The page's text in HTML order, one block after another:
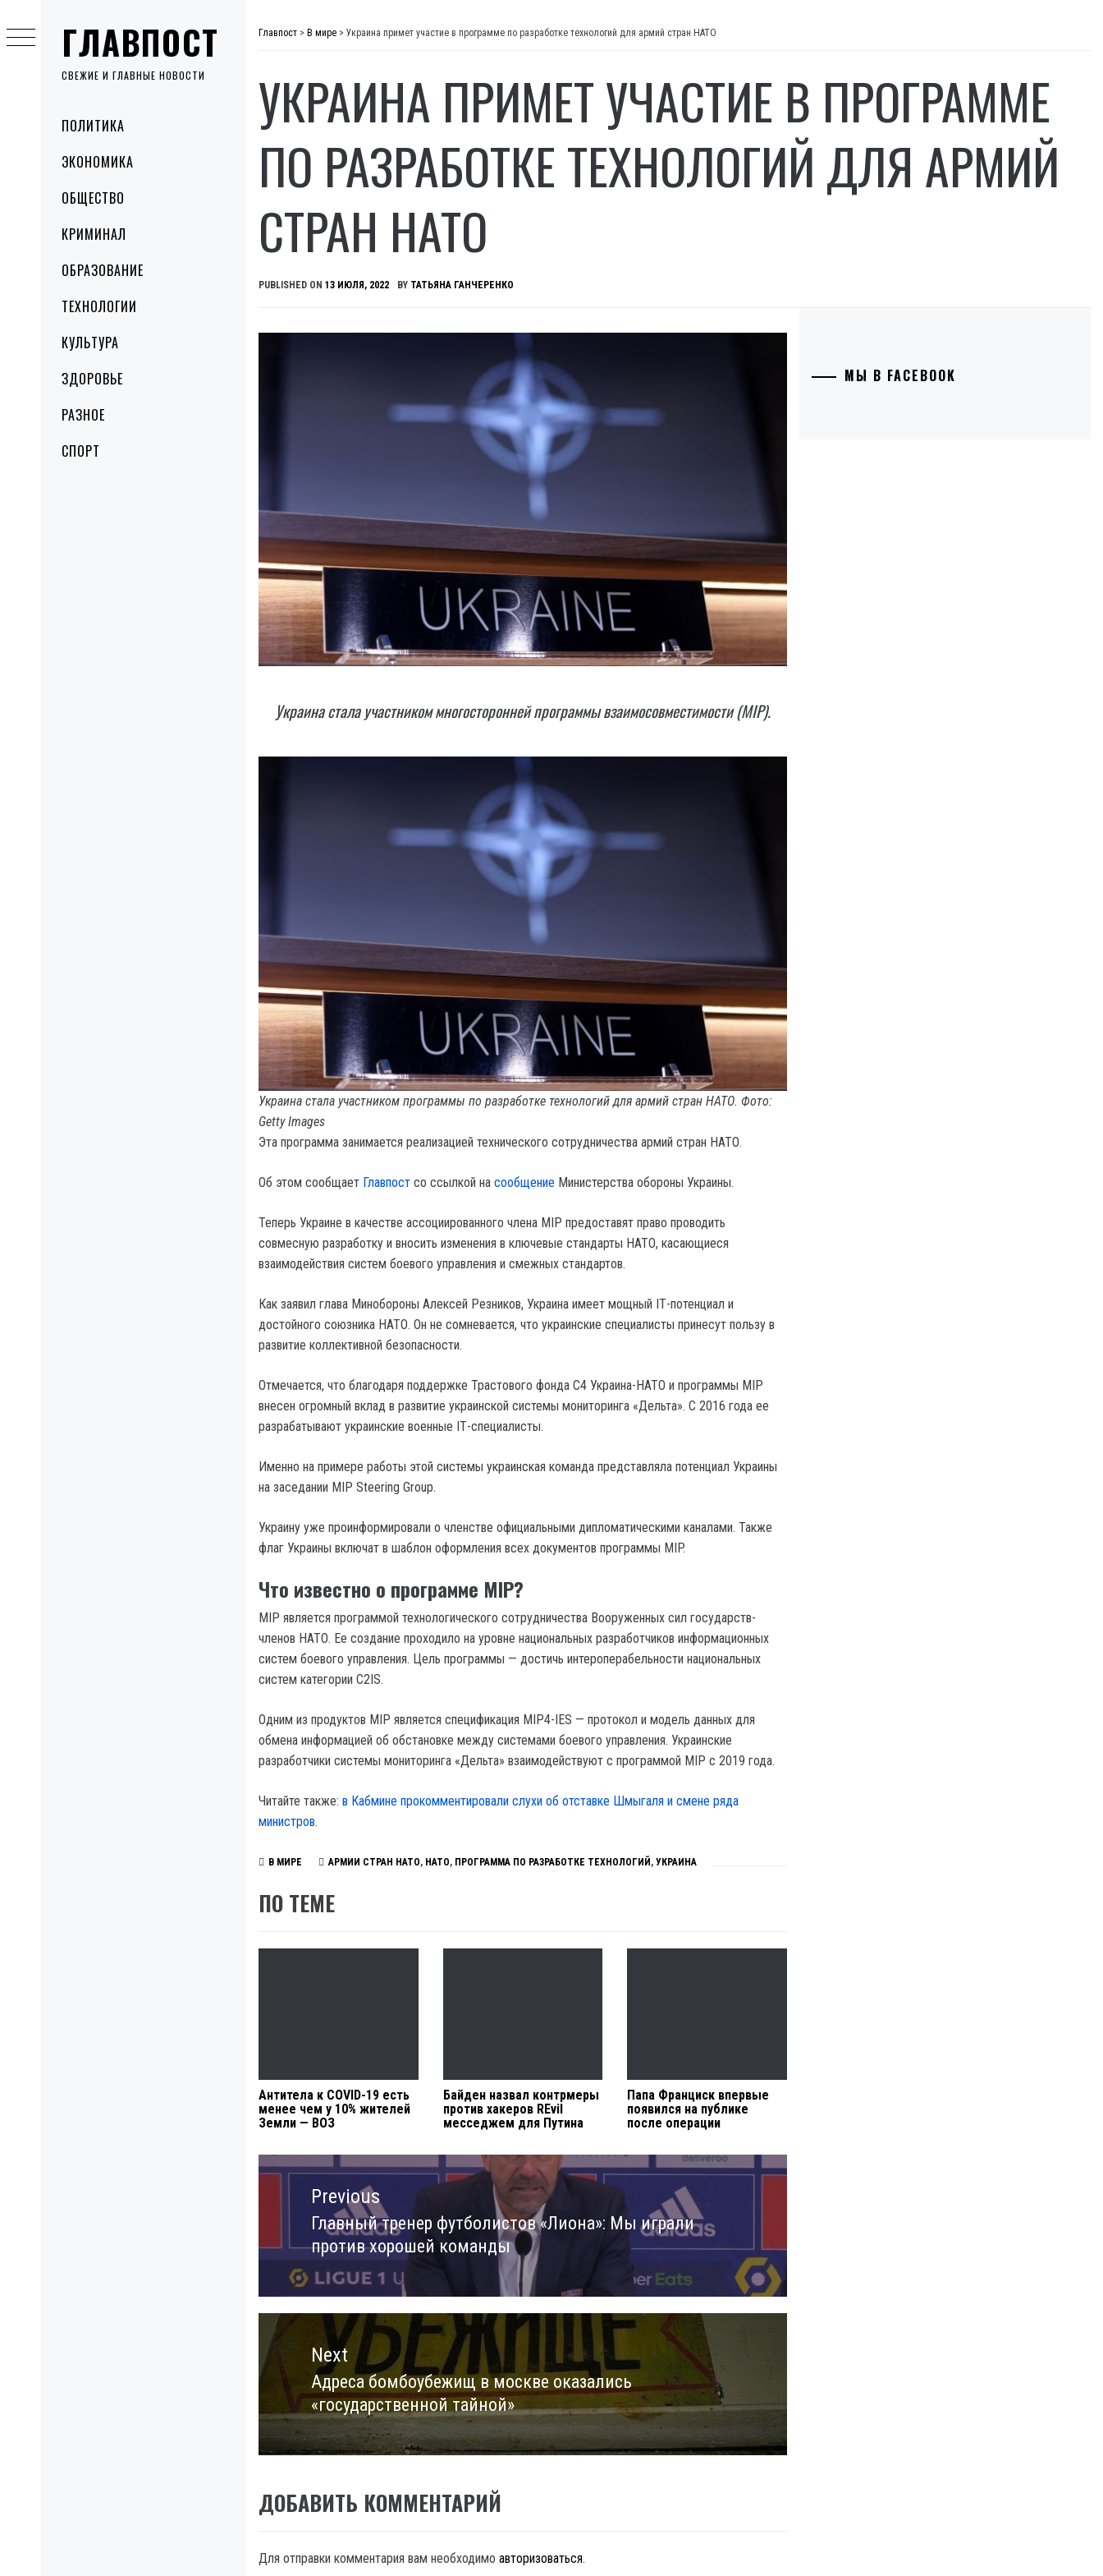
ГЛАВПОСТ
СВЕЖИЕ И ГЛАВНЫЕ НОВОСТИ
MenuПОЛИТИКА
ЭКОНОМИКА
ОБЩЕСТВО
КРИМИНАЛ
ОБРАЗОВАНИЕ
ТЕХНОЛОГИИ
КУЛЬТУРА
ЗДОРОВЬЕ
РАЗНОЕ
СПОРТ
to
content
Главпост > В мире > Украина примет участие в программе по разработке технологий для армий стран НАТО
УКРАИНА ПРИМЕТ УЧАСТИЕ В ПРОГРАММЕ
ПО РАЗРАБОТКЕ ТЕХНОЛОГИЙ ДЛЯ АРМИЙ
СТРАН НАТО
PUBLISHED ON 13 ИЮЛЯ, 2022 BY ТАТЬЯНА ГАНЧЕРЕНКО
Украина стала участником многосторонней программы взаимосовместимости (MIP).
Украина стала участником программы по разработке технологий для армий стран НАТО. Фото:
Getty Images
Эта программа занимается реализацией технического сотрудничества армий стран НАТО.
Об этом сообщает Главпост со ссылкой на сообщение Министерства обороны Украины.
Теперь Украине в качестве ассоциированного члена MIP предоставят право проводить
совмесную разработку и вносить изменения в ключевые стандарты НАТО, касающиеся
взаимодействия систем боевого управления и смежных стандартов.
Как заявил глава Минобороны Алексей Резников, Украина имеет мощный IТ-потенциал и
достойного союзника НАТО. Он не сомневается, что украинские специалисты принесут пользу в
развитие коллективной безопасности.
Отмечается, что благодаря поддержке Трастового фонда C4 Украина-НАТО и программы MIP
внесен огромный вклад в развитие украинской системы мониторинга «Дельта». С 2016 года ее
разрабатывают украинские военные IТ-специалисты.
Именно на примере работы этой системы украинская команда представляла потенциал Украины
на заседании MIP Steering Group.
Украину уже проинформировали о членстве официальными дипломатическими каналами. Также
флаг Украины включат в шаблон оформления всех документов программы MIP.
Что известно о программе MIP?
MIP является программой технологического сотрудничества Вооруженных сил государств-
членов НАТО. Ее создание проходило на уровне национальных разработчиков информационных
систем боевого управления. Цель программы — достичь интероперабельности национальных
систем категории C2IS.
Одним из продуктов MIP является спецификация MIP4-IES — протокол и модель данных для
обмена информацией об обстановке между системами боевого управления. Украинские
разработчики системы мониторинга «Дельта» взаимодействуют с программой MIP c 2019 года.
Читайте также: в Кабмине прокомментировали слухи об отставке Шмыгаля и смене ряда
министров.
В МИРЕ АРМИИ СТРАН НАТО, НАТО, ПРОГРАММА ПО РАЗРАБОТКЕ ТЕХНОЛОГИЙ, УКРАИНА
ПО ТЕМЕ
Антитела к COVID-19 есть
менее чем у 10% жителей
Земли — ВОЗ
Байден назвал контрмеры
против хакеров REvil
месседжем для Путина
Папа Франциск впервые
появился на публике
после операции
Навигация
записямPrevious
Previous
post:
Главный тренер футболистов «Лиона»: Мы играли
против хорошей команды
Next
Next
post:
Адреса бомбоубежищ в москве оказались
«государственной тайной»
ДОБАВИТЬ КОММЕНТАРИЙ
Для отправки комментария вам необходимо авторизоваться.
МЫ В FACEBOOK